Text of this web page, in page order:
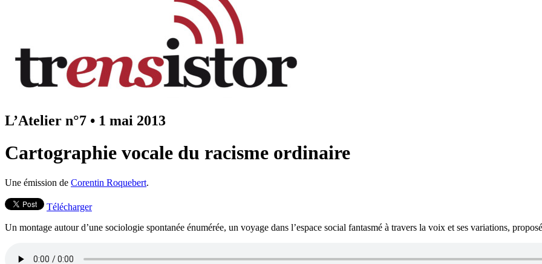
L’Atelier n°7 • 1 mai 2013
Cartographie vocale du racisme ordinaire
Une émission de Corentin Roquebert.
Télécharger
Un montage autour d’une sociologie spontanée énumérée, un voyage dans l’espace social fantasmé à travers la voix et ses variations,